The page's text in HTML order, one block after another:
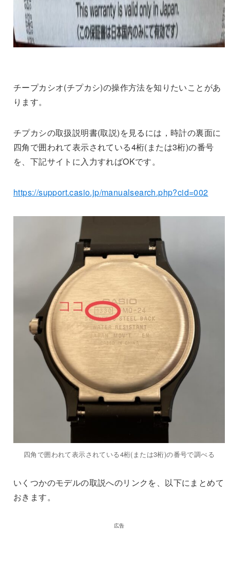
チープカシオ(チプカシ)の操作方法を知りたいことがあ
ります。
チプカシの取扱説明書(取説)を見るには，時計の裏面に
四角で囲われて表示されている4桁(または3桁)の番号
を、下記サイトに入力すればOKです。
https://support.casio.jp/manualsearch.php?cid=002
四角で囲われて表示されている4桁(または3桁)の番号で調べる
いくつかのモデルの取説へのリンクを、以下にまとめて
おきます。
広告